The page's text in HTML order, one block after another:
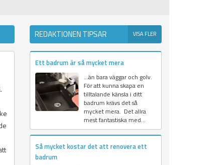
REDAKTIONEN TIPSAR VISA FLER
Ett badrum är så mycket mera
…än bara väggar och golv.
För att kunna skapa en
tilltalande känsla i ditt
badrum krävs det så
mycket mera. Det allra
mest fantastiska med...
Så mycket kostar det att renovera ett
badrum